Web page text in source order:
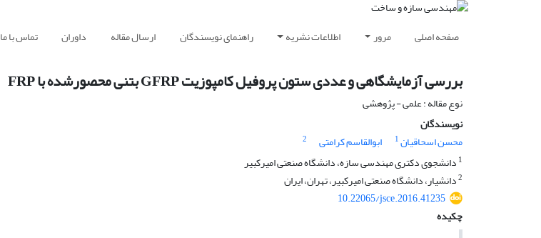
صفحه اصلی مرور اطلاعات نشریه راهنمای نویسندگان ارسال مقاله داوران تماس با ما
بررسی آزمایشگاهی و عددی ستون پروفیل کامپوزیت GFRP بتنی محصورشده با FRP
نوع مقاله : علمی - پژوهشی
نویسندگان
محسن اسحاقیان1 ابوالقاسم کرامتی
2
1 دانشجوی دکتری مهندسی سازه، دانشگاه صنعتی امیرکبیر
2دانشیار، دانشگاه صنعتی امیرکبیر، تهران، ایران
10.22065/jsce.2016.41235
چکیده